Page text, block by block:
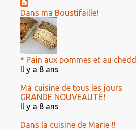
Dans ma Boustifaille!
* Pain aux pommes et au
Il y a 8 ans
Ma cuisine de tous les jours
GRANDE NOUVEAUTÉ!
Il y a 8 ans
Dans la cuisine de Marie !!